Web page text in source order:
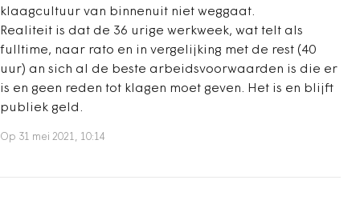
klaagcultuur van binnenuit niet weggaat.
Realiteit is dat de 36 urige werkweek, wat telt als
fulltime, naar rato en in vergelijking met de rest (40
uur) an sich al de beste arbeidsvoorwaarden is die er
is en geen reden tot klagen moet geven. Het is en blijft
publiek geld.
Op 31 mei 2021, 10:14